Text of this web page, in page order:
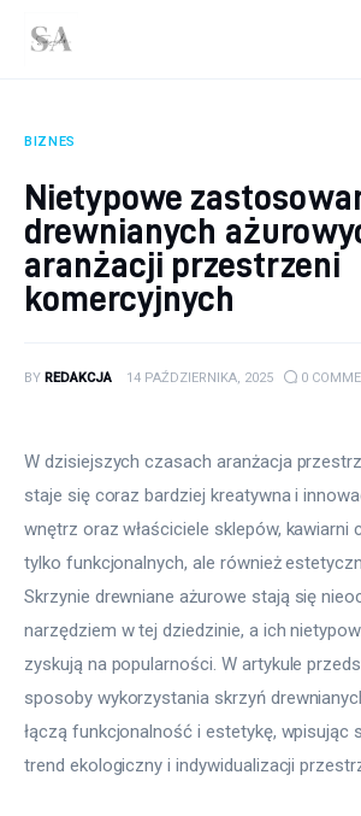
Uroda
Zdrowie
BIZNES
Nietypowe
drewnianych
aranżacji przestrzeni
komercyjnych
BY REDAKCJA 14 PAŹDZIERNIKA, 2025 0
W dzisiejszych czasach aranżacja
staje się coraz bardziej kreatywna i
wnętrz oraz właściciele sklepów, kawiarni
tylko funkcjonalnych, ale również
Skrzynie drewniane ażurowe stają się
narzędziem w tej dziedzinie, a ich
zyskują na popularności. W artykule
sposoby wykorzystania skrzyń
łączą funkcjonalność i estetykę, wpisując
trend ekologiczny i indywidualizacji